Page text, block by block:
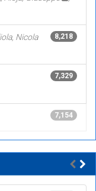
8,218
Nicola
7,329
7,154